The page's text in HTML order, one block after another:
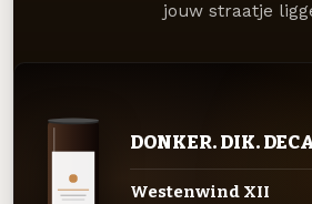
jouw straatje
DONKER. DIK.
Westenwind XII